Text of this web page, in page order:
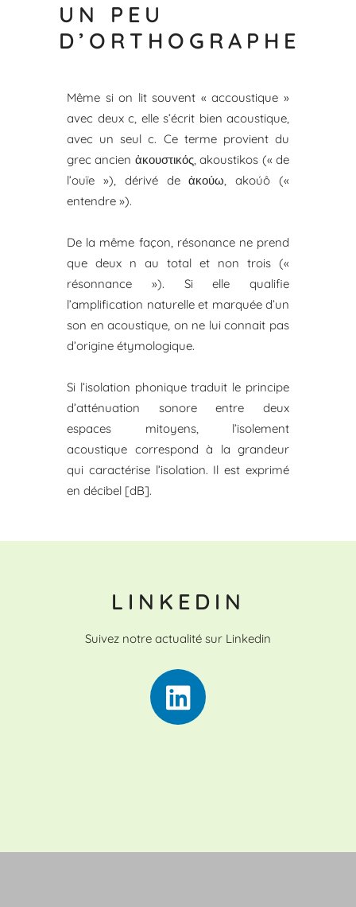
UN PEU
D’ORTHOGRAPHE
Même si on lit souvent « accoustique »
avec deux c, elle s’écrit bien acoustique,
avec un seul c. Ce terme provient du
grec ancien ἀκουστικός, akoustikos (« de
l’ouïe »), dérivé de ἀκούω, akoúô («
entendre »).
De la même façon, résonance ne prend
que deux n au total et non trois («
résonnance »). Si elle qualifie
l’amplification naturelle et marquée d’un
son en acoustique, on ne lui connait pas
d’origine étymologique.
Si l’isolation phonique traduit le principe
d’atténuation sonore entre deux
espaces mitoyens, l’isolement
acoustique correspond à la grandeur
qui caractérise l’isolation. Il est exprimé
en décibel [dB].
LINKEDIN
Suivez notre actualité sur Linkedin